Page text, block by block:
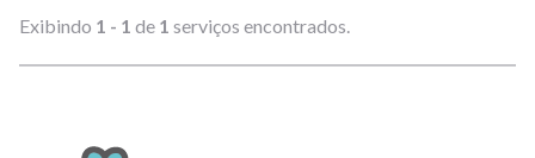
Exibindo 1 - 1 de 1 serviços encontrados.